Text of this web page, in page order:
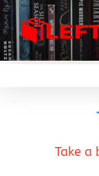
Take a